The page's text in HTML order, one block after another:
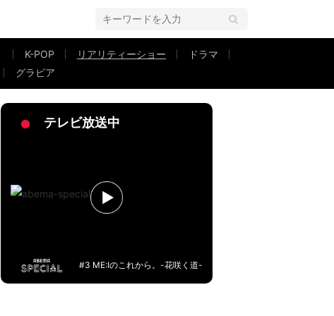
K-POP リアリティーショー
ドラマ
グラビア
ッドで“逆腕枕”『私たち結婚しました 5』
テレビ放送中
#3 ME:Iのこれから。-花咲く道-